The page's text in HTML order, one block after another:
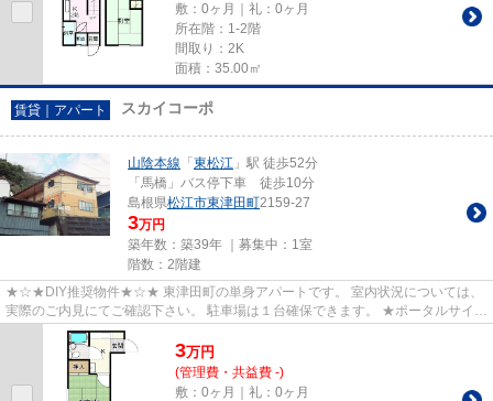
敷：0ヶ月｜礼：0ヶ月
所在階：1-2階
間取り：2K
面積：35.00㎡
賃貸｜アパート スカイコーポ
山陰本線 「 東松江 」駅 徒歩52分
「馬橋」バス停下車 徒歩10分
島根県松江市東津田町2159-27
3万円
築年数：築39年 ｜募集中： 1室
階数：2階建
★☆★DIY推奨物件★☆★ 東津田町の単身アパートです。 室内状況については、
実際のご内見にてご確認下さい。 駐車場は１台確保できます。 ★ポータルサイト
や他社サイトで気になる物件が...
3万円
(管理費・共益費 -)
敷：0ヶ月｜礼：0ヶ月